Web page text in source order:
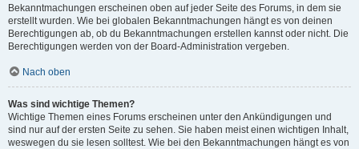
Bekanntmachungen erscheinen oben auf jeder Seite des Forums, in dem sie
erstellt wurden. Wie bei globalen Bekanntmachungen hängt es von deinen
Berechtigungen ab, ob du Bekanntmachungen erstellen kannst oder nicht. Die
Berechtigungen werden von der Board-Administration vergeben.
Nach oben
Was sind wichtige Themen?
Wichtige Themen eines Forums erscheinen unter den Ankündigungen und
sind nur auf der ersten Seite zu sehen. Sie haben meist einen wichtigen Inhalt,
weswegen du sie lesen solltest. Wie bei den Bekanntmachungen hängt es von